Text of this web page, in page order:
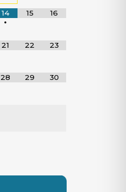
14
•
15 16
21 22 23
28 29 30